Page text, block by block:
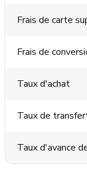
Frais de carte
Frais de
Taux d'achat
Taux de
Taux d'avance